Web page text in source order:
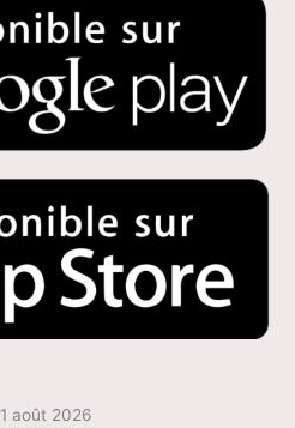
1 août 2026